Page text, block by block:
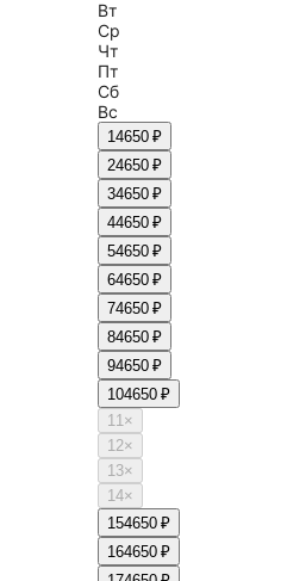
Вт
Ср
Чт
Пт
Сб
Вс
14650 ₽
24650 ₽
34650 ₽
44650 ₽
54650 ₽
64650 ₽
74650 ₽
84650 ₽
94650 ₽
104650 ₽
11×
12×
13×
14×
154650 ₽
164650 ₽